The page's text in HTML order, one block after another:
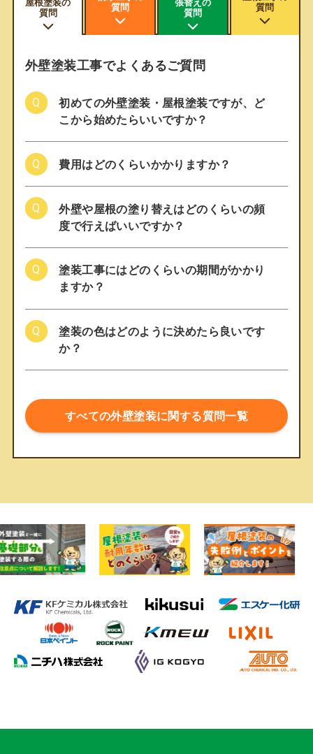
屋根塗装の
質問
質問
張替えの
質問
質問
外壁塗装工事でよくあるご質問
初めての外壁塗装・屋根塗装ですが、ど
こから始めたらいいですか？
費用はどのくらいかかりますか？
外壁や屋根の塗り替えはどのくらいの頻
度で行えばいいですか？
塗装工事にはどのくらいの期間がかかり
ますか？
塗装の色はどのように決めたら良いです
か？
すべての外壁塗装に関する質問一覧